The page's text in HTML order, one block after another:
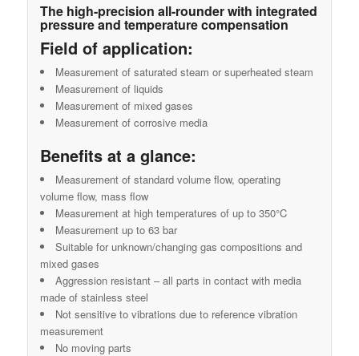
The high-precision all-rounder with integrated
pressure and temperature compensation
Field of application:
Measurement of saturated steam or superheated steam
Measurement of liquids
Measurement of mixed gases
Measurement of corrosive media
Benefits at a glance:
Measurement of standard volume flow, operating
volume flow, mass flow
Measurement at high temperatures of up to 350°C
Measurement up to 63 bar
Suitable for unknown/changing gas compositions and
mixed gases
Aggression resistant – all parts in contact with media
made of stainless steel
Not sensitive to vibrations due to reference vibration
measurement
No moving parts